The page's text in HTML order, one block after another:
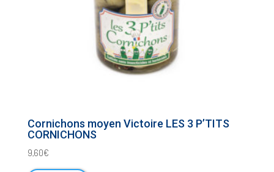
Cornichons moyen Victoire LES 3 P’TITS
CORNICHONS
9,60€